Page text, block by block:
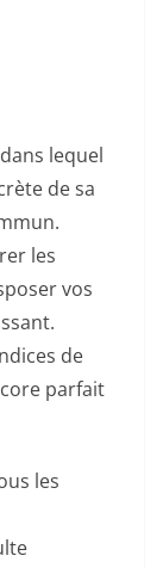
lequel
de sa
les
vos
de
parfait
les